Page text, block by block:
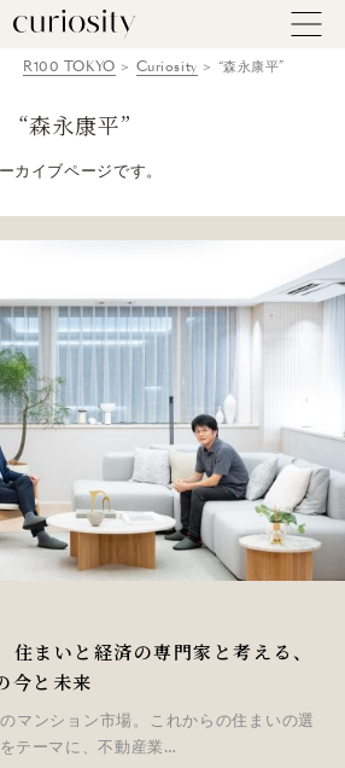
R100 TOKYO Curiosity “森永康平”
“森永康平”
カイブページです。
まいと経済の専門家と考える、
今と未来
マンション市場。これからの住まいの選
テーマに、不動産業…